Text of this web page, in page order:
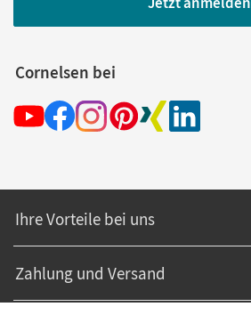
Cornelsen bei
Ihre Vorteile bei uns
Zahlung und Versand